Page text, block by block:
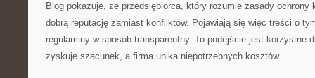
Blog pokazuje, że przedsiębiorca, który rozumie zasady ochrony
dobrą reputację zamiast konfliktów. Pojawiają się więc treści o
regulaminy w sposób transparentny. To podejście jest korzystne
zyskuje szacunek, a firma unika niepotrzebnych kosztów.